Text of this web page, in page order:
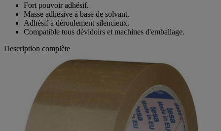
Fort pouvoir adhésif.
Masse adhésive à base de solvant.
Adhésif à déroulement silencieux.